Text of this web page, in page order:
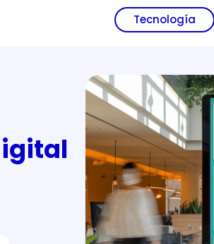
Tecnología